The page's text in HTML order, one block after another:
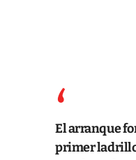
El arranque
primer